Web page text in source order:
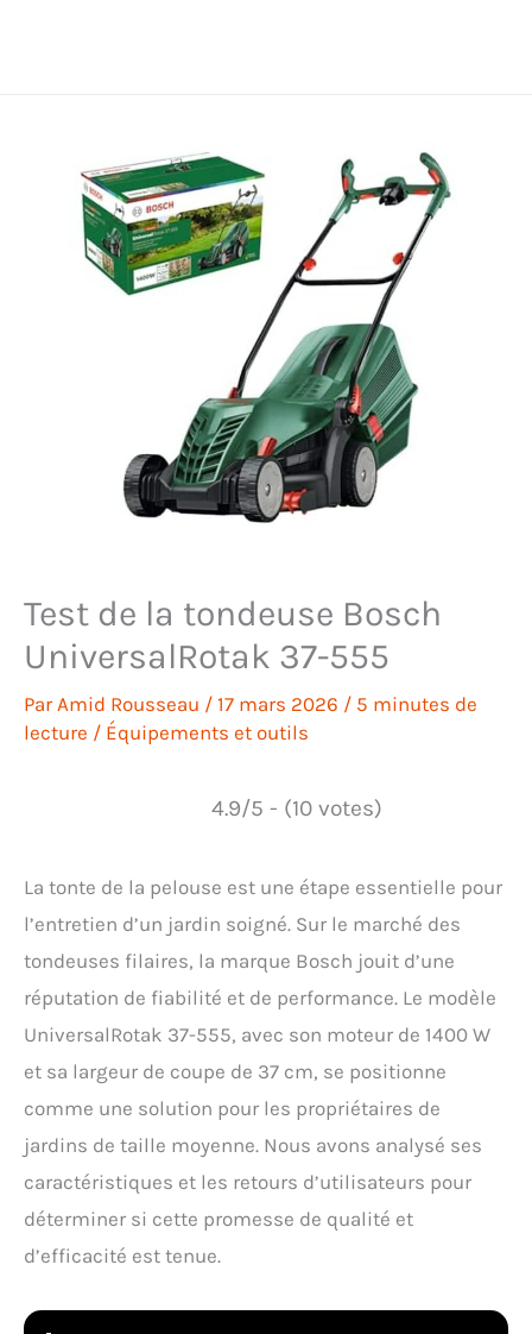
Test de la tondeuse Bosch
UniversalRotak 37-555
ParAmid Rousseau / 17 mars 2026 / 5 minutes de
lecture / Équipements et outils
4.9/5 - (10 votes)
La tonte de la pelouse est une étape essentielle pour
l’entretien d’un jardin soigné. Sur le marché des
tondeuses filaires, la marque Bosch jouit d’une
réputation de fiabilité et de performance. Le modèle
UniversalRotak 37-555, avec son moteur de 1400 W
et sa largeur de coupe de 37 cm, se positionne
comme une solution pour les propriétaires de
jardins de taille moyenne. Nous avons analysé ses
caractéristiques et les retours d’utilisateurs pour
déterminer si cette promesse de qualité et
d’efficacité est tenue.